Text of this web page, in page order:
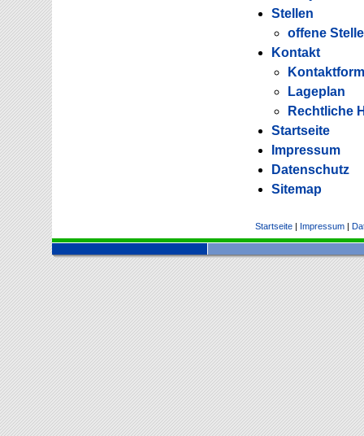
Stellen
offene
Kontakt
Lageplan
Rechtliche
Startseite
Impressum
Datenschutz
Sitemap
Startseite| Impressum|